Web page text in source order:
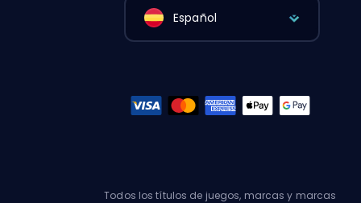
Español
Todos los títulos de juegos, marcas y marcas